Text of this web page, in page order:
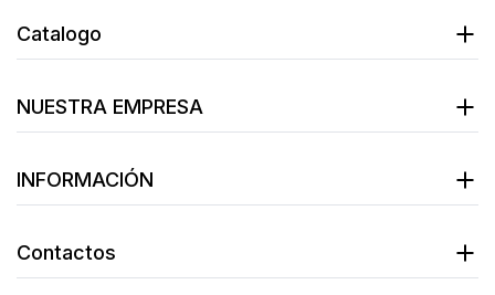
Catalogo
NUESTRA EMPRESA
INFORMACIÓN
Contactos